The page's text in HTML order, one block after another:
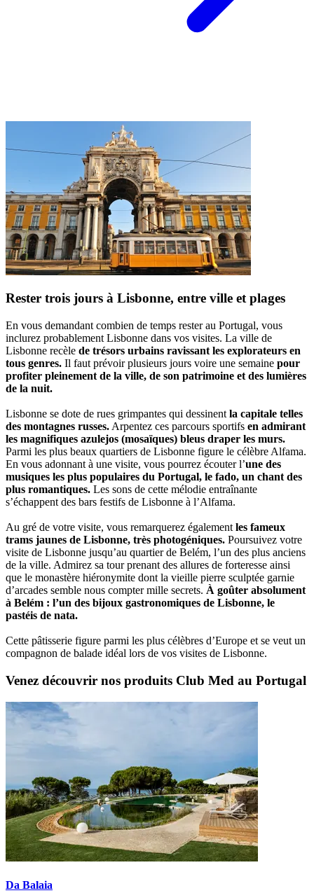
Rester trois jours à Lisbonne, entre ville et plages
En vous demandant combien de temps rester au Portugal, vous
inclurez probablement Lisbonne dans vos visites. La ville de
Lisbonne recèle de trésors urbains ravissant les explorateurs en
tous genres. Il faut prévoir plusieurs jours voire une semaine pour
profiter pleinement de la ville, de son patrimoine et des lumières
de la nuit.
Lisbonne se dote de rues grimpantes qui dessinent la capitale telles
des montagnes russes. Arpentez ces parcours sportifs en admirant
les magnifiques azulejos (mosaïques) bleus draper les murs.
Parmi les plus beaux quartiers de Lisbonne figure le célèbre Alfama.
En vous adonnant à une visite, vous pourrez écouter l’une des
musiques les plus populaires du Portugal, le fado, un chant des
plus romantiques. Les sons de cette mélodie entraînante
s’échappent des bars festifs de Lisbonne à l’Alfama.
Au gré de votre visite, vous remarquerez également les fameux
trams jaunes de Lisbonne, très photogéniques. Poursuivez votre
visite de Lisbonne jusqu’au quartier de Belém, l’un des plus anciens
de la ville. Admirez sa tour prenant des allures de forteresse ainsi
que le monastère hiéronymite dont la vieille pierre sculptée garnie
d’arcades semble nous compter mille secrets. À goûter absolument
à Belém : l’un des bijoux gastronomiques de Lisbonne, le
pastéis de nata.
Cette pâtisserie figure parmi les plus célèbres d’Europe et se veut un
compagnon de balade idéal lors de vos visites de Lisbonne.
Venez découvrir nos produits Club Med au Portugal
Da Balaia